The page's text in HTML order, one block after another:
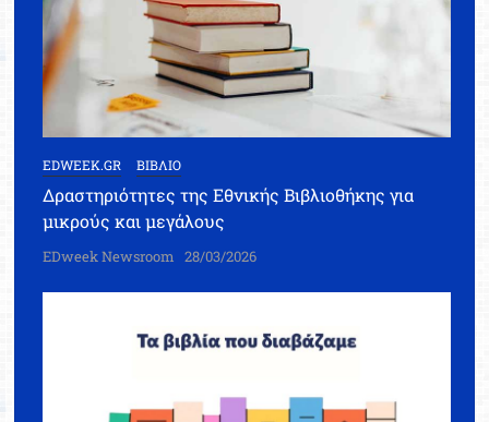
EDWEEK.GR ΒΙΒΛΙΟ
Δραστηριότητες της Εθνικής Βιβλιοθήκης για
μικρούς και μεγάλους
EDweek Newsroom 28/03/2026